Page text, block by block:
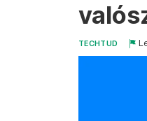
TECHTUD